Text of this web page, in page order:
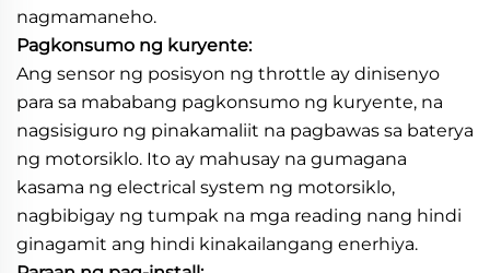
nagmamaneho.
Pagkonsumo ng kuryente:
Ang sensor ng posisyon ng throttle ay dinisenyo
para sa mababang pagkonsumo ng kuryente, na
nagsisiguro ng pinakamaliit na pagbawas sa baterya
ng motorsiklo. Ito ay mahusay na gumagana
kasama ng electrical system ng motorsiklo,
nagbibigay ng tumpak na mga reading nang hindi
ginagamit ang hindi kinakailangang enerhiya.